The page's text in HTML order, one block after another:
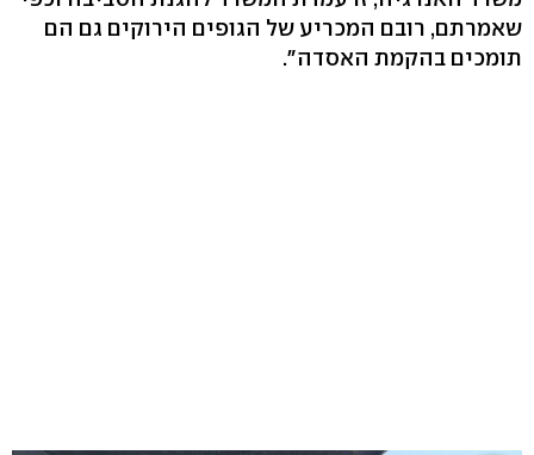
שאמרתם, רובם המכריע של הגופים הירוקים גם הם
תומכים בהקמת האסדה".